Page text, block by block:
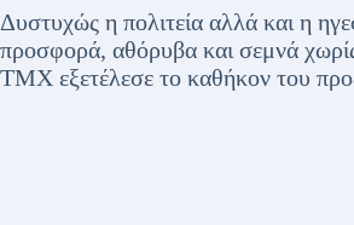
Δυστυχώς η πολιτεία αλλά και η
προσφορά, αθόρυβα και σεμνά
ΤΜΧ εξετέλεσε το καθήκον του